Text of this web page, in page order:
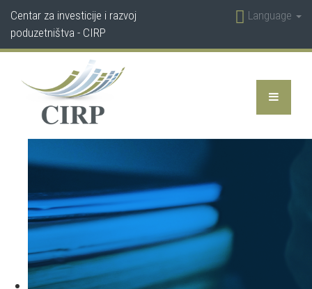
Centar za investicije i razvoj
poduzetništva - CIRP
Language